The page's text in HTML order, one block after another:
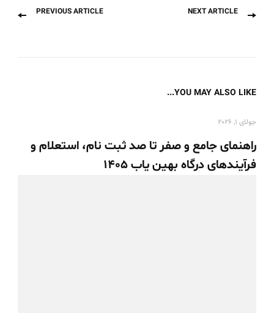
Post
PREVIOUS ARTICLE
post:
NEXT ARTICLE
Next
YOU MAY ALSO LIKE...
جولای 1, 2026
راهنمای جامع و صفر تا صد ثبت نام، استعلام و
فرآیندهای درگاه بهین یاب 1405